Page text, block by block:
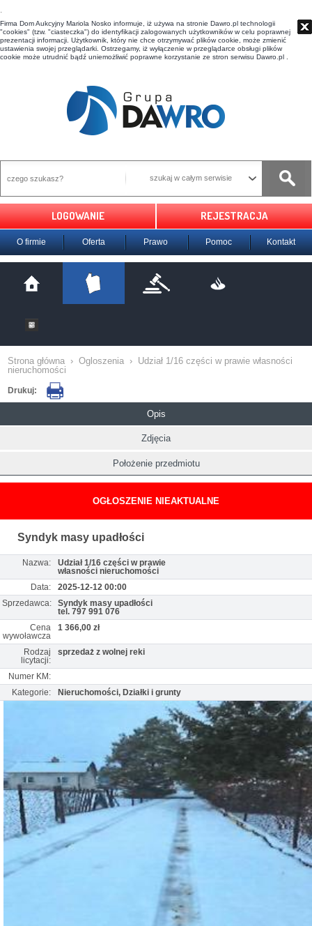
t
Firma Dom Aukcyjny Mariola Nosko informuje, iż używa na stronie Dawro.pl technologii
"cookies" (tzw. "ciasteczka") do identyfikacji zalogowanych użytkowników w celu poprawnej
prezentacji informacji. Użytkownik, który nie chce otrzymywać plików cookie, może zmienić
ustawienia swojej przeglądarki. Ostrzegamy, iż wyłączenie w przeglądarce obsługi plików
cookie może utrudnić bądź uniemożliwić poprawne korzystanie ze stron serwisu Dawro.pl .
szukaj w całym serwisie
LOGOWANIE REJESTRACJA
O firmie Oferta Prawo Pomoc Kontakt
Strona główna › Ogloszenia › Udział 1/16 części w prawie własności
nieruchomości
Drukuj:
Opis
Zdjęcia
Położenie przedmiotu
OGŁOSZENIE NIEAKTUALNE
Syndyk masy upadłości
Nazwa:
Udział 1/16 części w prawie
własności nieruchomości
Data:
2025-12-12 00:00
Sprzedawca:
Syndyk masy upadłości
tel. 797 991 076
Cena
wywoławcza
1 366,00 zł
Rodzaj
licytacji:
sprzedaż z wolnej reki
Numer KM:
Kategorie:
Nieruchomości, Działki i grunty